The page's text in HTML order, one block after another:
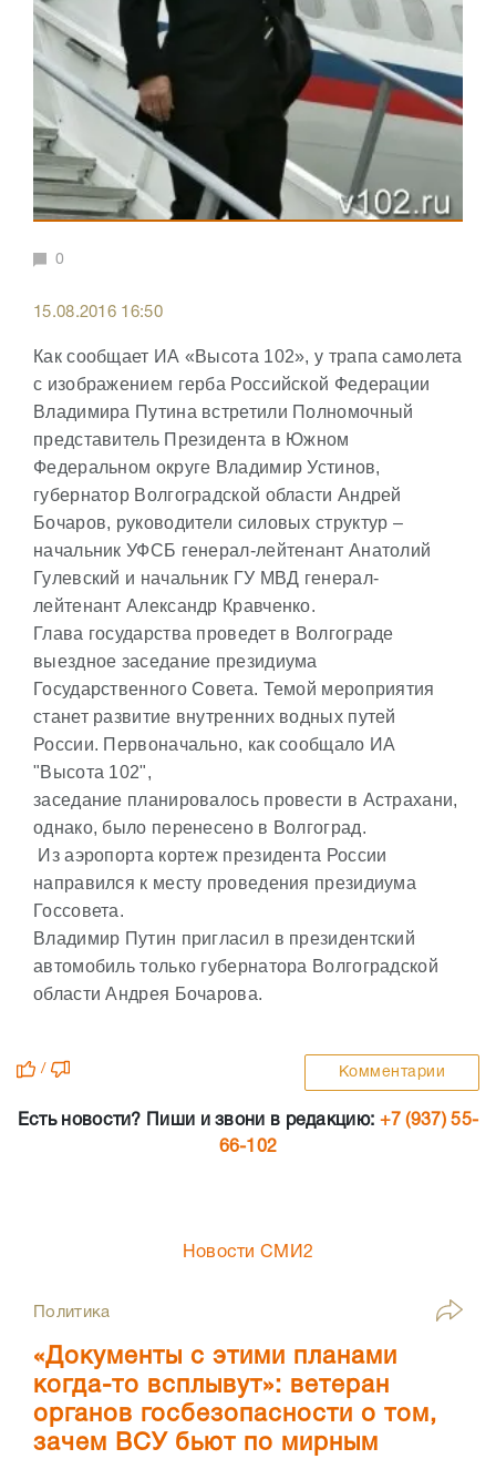
0
15.08.2016 16:50
Как сообщает ИА «Высота 102», у трапа самолета
с изображением герба Российской Федерации
Владимира Путина встретили Полномочный
представитель Президента в Южном
Федеральном округе Владимир Устинов,
губернатор Волгоградской области Андрей
Бочаров, руководители силовых структур –
начальник УФСБ генерал-лейтенант Анатолий
Гулевский и начальник ГУ МВД генерал-
лейтенант Александр Кравченко.
Глава государства проведет в Волгограде
выездное заседание президиума
Государственного Совета. Темой мероприятия
станет развитие внутренних водных путей
России. Первоначально, как сообщало ИА
"Высота 102",
заседание планировалось провести в Астрахани,
однако, было перенесено в Волгоград.
Из аэропорта кортеж президента России
направился к месту проведения президиума
Госсовета.
Владимир Путин пригласил в президентский
автомобиль только губернатора Волгоградской
области Андрея Бочарова.
/ Комментарии
Есть новости? Пиши и звони в редакцию: +7 (937) 55-
66-102
Новости СМИ2
Политика
«Документы с этими планами
когда-то всплывут»: ветеран
органов госбезопасности о том,
зачем ВСУ бьют по мирным